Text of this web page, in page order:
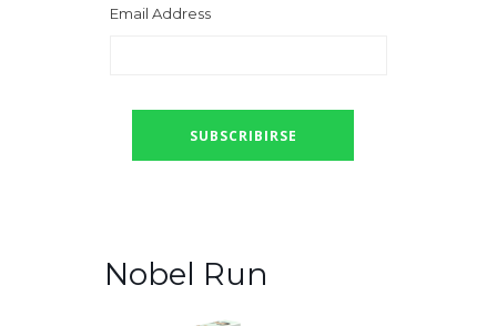
Email Address
Nobel Run